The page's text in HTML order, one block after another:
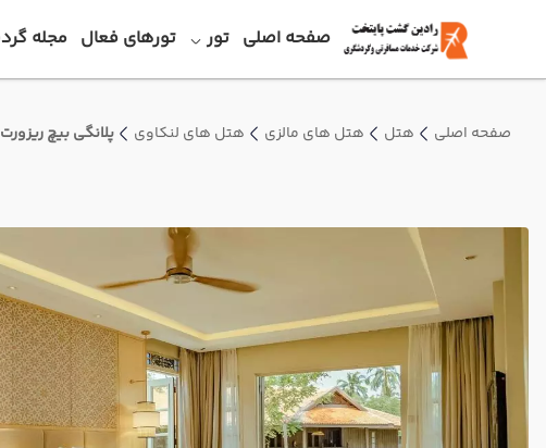
صفحه اصلی تور تورهای فعال مجله
صفحه اصلی هتل هتل های مالزی هتل های لنکاوی پلانگی بیچ